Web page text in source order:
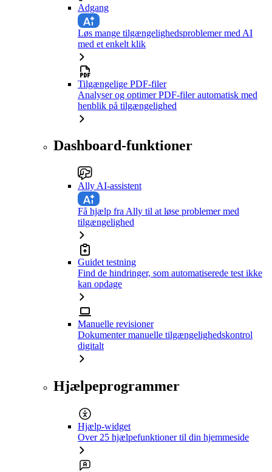
Adgang
Løs mange tilgængelighedsproblemer med AI
med et enkelt klik
Tilgængelige PDF-filer
Analyser og optimer PDF-filer automatisk med
henblik på tilgængelighed
Dashboard-funktioner
Ally AI-assistent
Få hjælp fra Ally til at løse problemer med
tilgængelighed
Guidet testning
Find de hindringer, som automatiserede test ikke
kan opdage
Manuelle revisioner
Dokumenter manuelle tilgængelighedskontrol
digitalt
Hjælpeprogrammer
Hjælp-widget
Over 25 hjælpefunktioner til din hjemmeside